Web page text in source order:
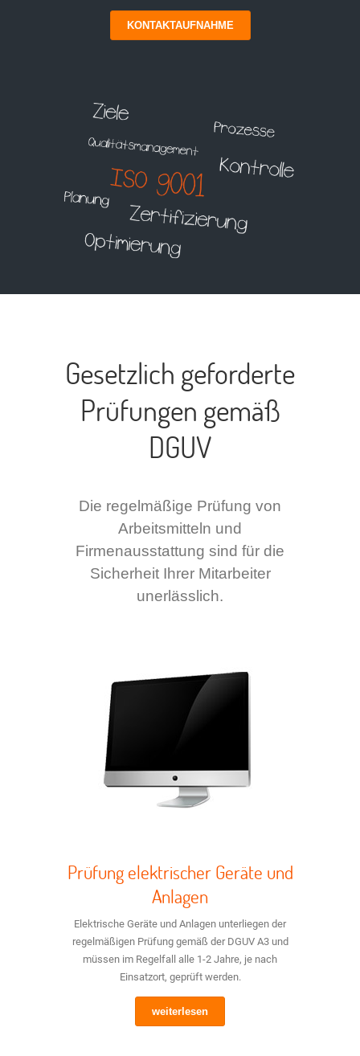
KONTAKTAUFNAHME
Gesetzlich geforderte
Prüfungen gemäß
DGUV
Die regelmäßige Prüfung von
Arbeitsmitteln und
Firmenausstattung sind für die
Sicherheit Ihrer Mitarbeiter
unerlässlich.
Prüfung elektrischer Geräte und
Anlagen
Elektrische Geräte und Anlagen unterliegen der
regelmäßigen Prüfung gemäß der DGUV A3 und
müssen im Regelfall alle 1-2 Jahre, je nach
Einsatzort, geprüft werden.
weiterlesen